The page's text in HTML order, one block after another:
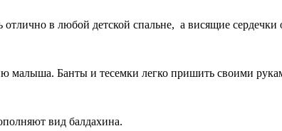
в любой детской спальне, а висящие
малыша. Банты и тесемки легко пришить своими
вид балдахина.